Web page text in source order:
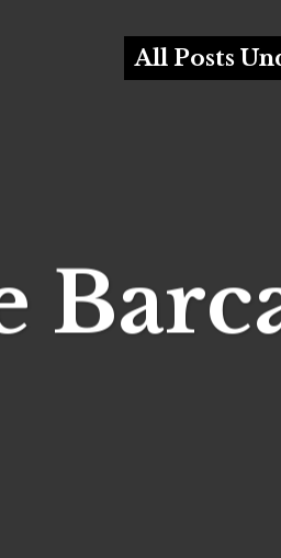
All Posts